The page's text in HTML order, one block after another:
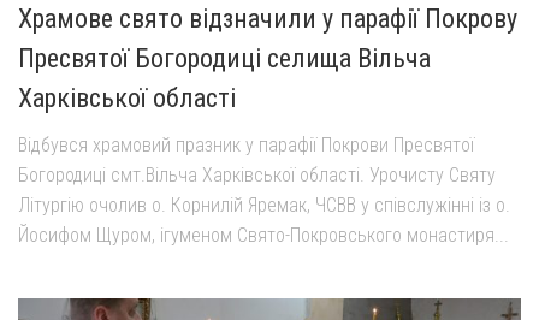
Храмове свято відзначили у парафії Покрову
Пресвятої Богородиці селища Вільча
Харківської області
Відбувся храмовий празник у парафії Покрови Пресвятої
Богородиці смт.Вільча Харківської області. Урочисту Святу
Літургію очолив о. Корнилій Яремак, ЧСВВ у співслужінні із о.
Йосифом Щуром, ігуменом Свято-Покровського монастиря...